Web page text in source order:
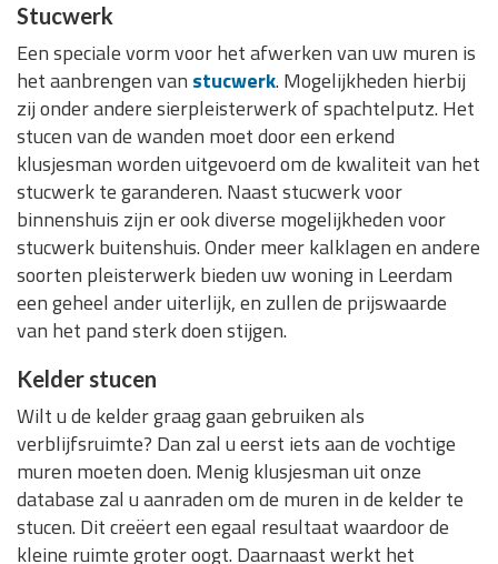
Stucwerk
Een speciale vorm voor het afwerken van uw muren is
het aanbrengen van stucwerk. Mogelijkheden hierbij
zij onder andere sierpleisterwerk of spachtelputz. Het
stucen van de wanden moet door een erkend
klusjesman worden uitgevoerd om de kwaliteit van het
stucwerk te garanderen. Naast stucwerk voor
binnenshuis zijn er ook diverse mogelijkheden voor
stucwerk buitenshuis. Onder meer kalklagen en andere
soorten pleisterwerk bieden uw woning in Leerdam
een geheel ander uiterlijk, en zullen de prijswaarde
van het pand sterk doen stijgen.
Kelder stucen
Wilt u de kelder graag gaan gebruiken als
verblijfsruimte? Dan zal u eerst iets aan de vochtige
muren moeten doen. Menig klusjesman uit onze
database zal u aanraden om de muren in de kelder te
stucen. Dit creëert een egaal resultaat waardoor de
kleine ruimte groter oogt. Daarnaast werkt het